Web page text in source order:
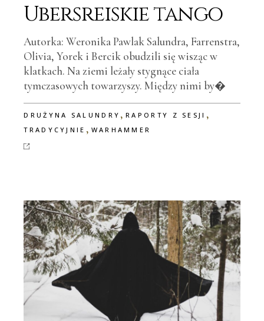
Ubersreiskie tango
Autorka: Weronika Pawlak Salundra, Farrenstra,
Olivia, Yorek i Bercik obudzili się wisząc w
klatkach. Na ziemi leżały stygnące ciała
tymczasowych towarzyszy. Między nimi by�
DRUŻYNA SALUNDRY ,RAPORTY Z SESJI ,
TRADYCYJNIE , WARHAMMER